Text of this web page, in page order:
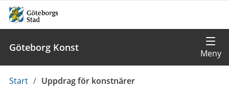
Göteborg Konst
Du
Start / Uppdrag för konstnärer